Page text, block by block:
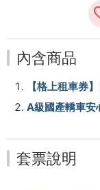
心
免
責
付
き）
內含商品
【格上租車券
A級國產轎車安
套票說明